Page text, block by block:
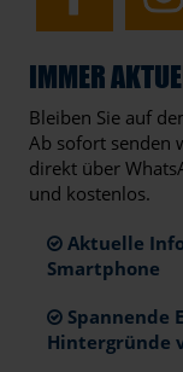
IMMER
Bleiben Sie auf
Ab sofort senden
direkt über
und kostenlos.
Aktuelle
Smartphone
Spannende
Hintergründe